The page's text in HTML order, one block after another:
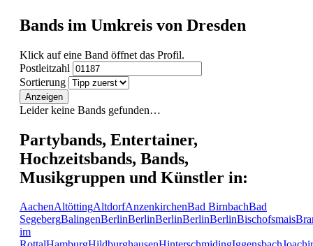
Bands im Umkreis von Dresden
Klick auf eine Band öffnet das Profil.
Postleitzahl
Sortierung
Anzeigen
Leider keine Bands gefunden…
Partybands, Entertainer,
Hochzeitsbands, Bands,
Musikgruppen und Künstler in:
AachenAltöttingAltdorfAnzenkirchenBad BirnbachBad
SegebergBalingenBerlinBerlinBerlinBerlinBerlinBischofsmais
im